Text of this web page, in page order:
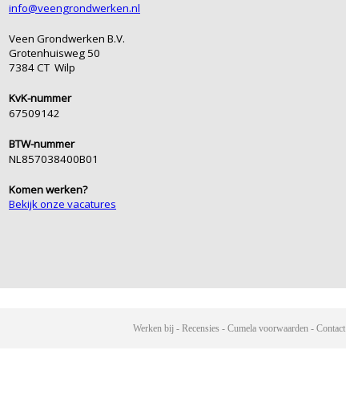
info@veengrondwerken.nl
Veen Grondwerken B.V.
Grotenhuisweg 50
7384 CT Wilp
KvK-nummer
67509142
BTW-nummer
NL857038400B01
Komen werken?
Bekijk onze vacatures
Werken bij - Recensies - Cumela voorwaarden - Contact